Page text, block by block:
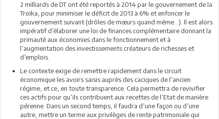
2 milliards de DT ont été reportés à 2014 par le gouvernement de la
Troïka, pour minimiser le déficit de 2013 à 6% et enfoncer le
gouvernement suivant (drôles de mœurs quand même…). Il est alors
impératif d’élaborer une loi de finances complémentaire donnant la
primauté aux économies dans le fonctionnement et à
l’augmentation des investissements créateurs de richesses et
d’emplois.
Le contexte exige de remettre rapidement dans le circuit
économique les avoirs saisis auprès des caciques de l’ancien
régime, et ce, en toute transparence. Cela permettra de revivifier
ces actifs pour qu’ils contribuent aux recettes de l’Etat de manière
pérenne. Dans un second temps, il faudra d’une façon ou d’une
autre, mettre un terme aux privilèges de rente patrimoniale qui